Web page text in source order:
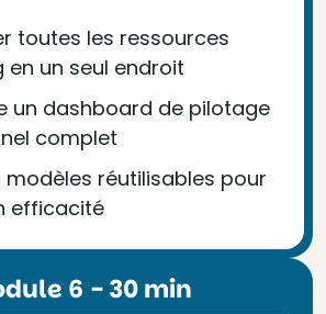
toutes les ressources
en un seul endroit
un dashboard de pilotage
complet
modèles réutilisables pour
efficacité
6 - 30 min